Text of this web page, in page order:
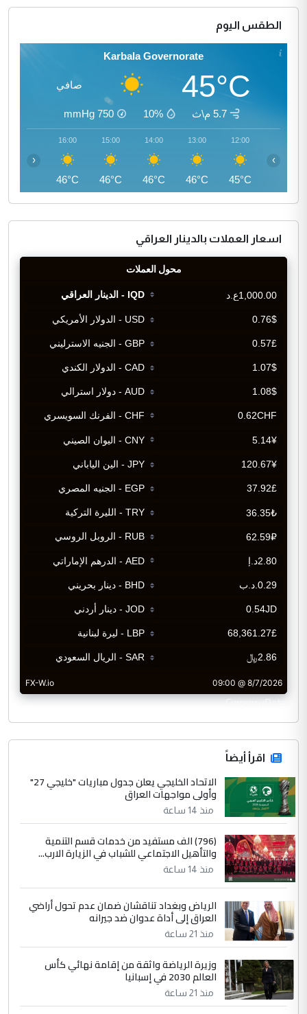
الطقس اليوم
Karbala Governorate
45°C صافي
5.7 م\ث 10%
750
mmHg
12:00
45°C
13:00
46°C
14:00
46°C
15:00
46°C
16:00
46°C
‹ ›
اسعار العملات بالدينار العراقي
CurrencyRate
اقرأ أيضاً
الاتحاد الخليجي يعلن جدول مباريات "خليجي 27"
وأولى مواجهات العراق
منذ 14 ساعة
(796) الف مستفيد من خدمات قسم التنمية
والتأهيل الاجتماعي للشباب في الزيارة الارب...
منذ 14 ساعة
الرياض وبغداد تناقشان ضمان عدم تحول أراضي
العراق إلى أداة عدوان ضد جيرانه
منذ 21 ساعة
وزيرة الرياضة واثقة من إقامة نهائي كأس
العالم 2030 في إسبانيا
منذ 21 ساعة